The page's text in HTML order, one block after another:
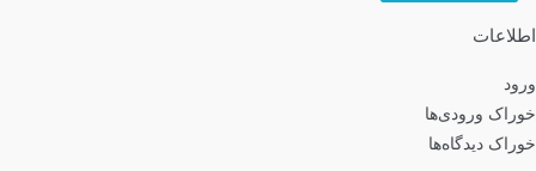
اطلاعات
ورود
خوراک ورودی‌ها
خوراک دیدگاه‌ها